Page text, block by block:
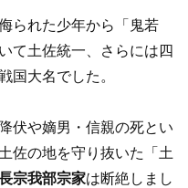
られた少年から「鬼若
て土佐統一、さらには四
国大名でした。
伏や嫡男・信親の死とい
佐の地を守り抜いた「土
宗我部宗家は断絶しまし